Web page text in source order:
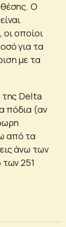
θέσης. Ο
οποίοι
για τα
με τα
της Delta
πόδια (αν
από τα
άνω των
των 251